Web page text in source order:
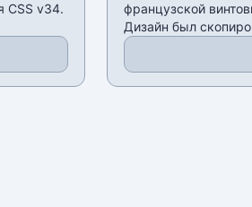
CSS v34.
французской
Дизайн был